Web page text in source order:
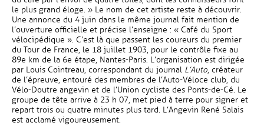
le plus grand éloge. » Le nom de cet artiste reste à découvrir.
Une annonce du 4 juin dans le même journal fait mention de
l’ouverture officielle et précise l’enseigne : « Café du Sport
vélocipédique ». C’est là que passent les coureurs du premier
du Tour de France, le 18 juillet 1903, pour le contrôle fixe au
89e km de la 6e étape, Nantes-Paris. L’organisation est dirigée
par Louis Cointreau, correspondant du journal L’Auto, créateur
de l’épreuve, entouré des membres de l’Auto-Véloce club, du
Vélo-Doutre angevin et de l’Union cycliste des Ponts-de-Cé. Le
groupe de tête arrive à 23 h 07, met pied à terre pour signer et
repart trois ou quatre minutes plus tard. L’Angevin René Salais
est acclamé vigoureusement.